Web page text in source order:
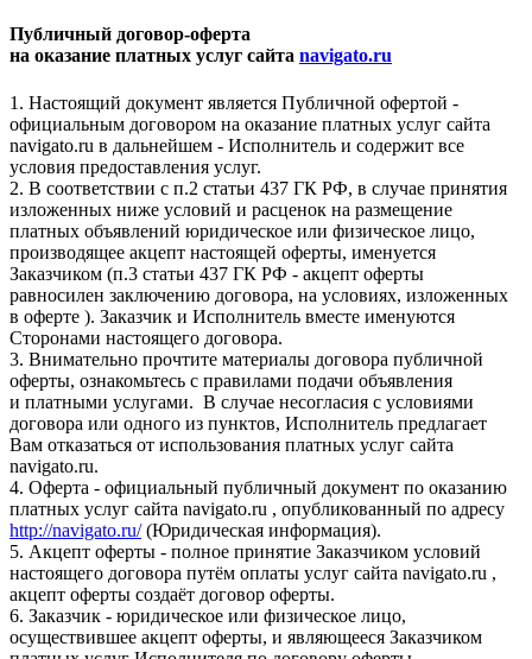
Публичный договор-оферта
на оказание платных услуг сайта navigato.ru
1. Настоящий документ является Публичной офертой -
официальным договором на оказание платных услуг сайта
navigato.ru в дальнейшем - Исполнитель и содержит все
условия предоставления услуг.
2. В соответствии с п.2 статьи 437 ГК РФ, в случае принятия
изложенных ниже условий и расценок на размещение
платных объявлений юридическое или физическое лицо,
производящее акцепт настоящей оферты, именуется
Заказчиком (п.3 статьи 437 ГК РФ - акцепт оферты
равносилен заключению договора, на условиях, изложенных
в оферте ). Заказчик и Исполнитель вместе именуются
Сторонами настоящего договора.
3. Внимательно прочтите материалы договора публичной
оферты, ознакомьтесь с правилами подачи объявления
и платными услугами. В случае несогласия с условиями
договора или одного из пунктов, Исполнитель предлагает
Вам отказаться от использования платных услуг сайта
navigato.ru.
4. Оферта - официальный публичный документ по оказанию
платных услуг сайта navigato.ru , опубликованный по адресу
http://navigato.ru/(Юридическая информация).
5. Акцепт оферты - полное принятие Заказчиком условий
настоящего договора путём оплаты услуг сайта navigato.ru ,
акцепт оферты создаёт договор оферты.
6. Заказчик - юридическое или физическое лицо,
осуществившее акцепт оферты, и являющееся Заказчиком